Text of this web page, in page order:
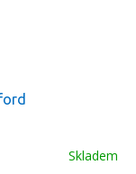
Skladem